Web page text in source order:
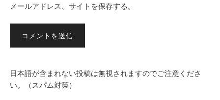
メールアドレス、サイトを保存する。
日本語が含まれない投稿は無視されますのでご注意くださ
い。（スパム対策）